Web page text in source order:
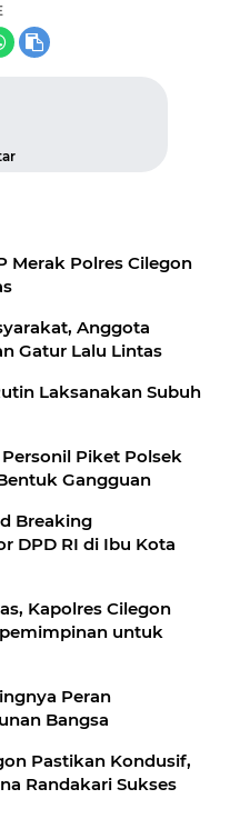
Merak Polres Cilegon
Anggota
Gatur Lalu Lintas
Laksanakan Subuh
Piket Polsek
Gangguan
Breaking
DPD RI di Ibu Kota
Kapolres Cilegon
untuk
Peran
Bangsa
Pastikan Kondusif,
Randakari Sukses